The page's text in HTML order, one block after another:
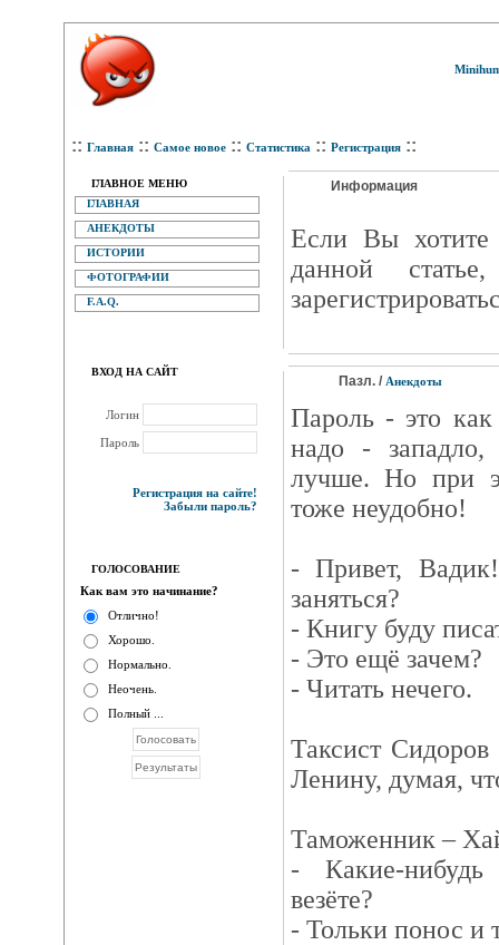
:: Главная :: Самое новое :: Статистика :: Регистрация ::
ГЛАВНОЕ МЕНЮ
ГЛАВНАЯ
АНЕКДОТЫ
ИСТОРИИ
ФОТОГРАФИИ
F.A.Q.
ВХОД НА САЙТ
Логин
Пароль
Регистрация на сайте!
Забыли пароль?
ГОЛОСОВАНИЕ
Как вам это начинание?
Отлично!
Хорошо.
Нормально.
Неочень.
Полный ...
Информация
Eсли Вы хотите
данной
Пазл. / Анекдоты
Пароль - это
надо -
лучше. Но при
тоже неудобно!
- Привет,
заняться?
- Книгу буду
- Это ещё зачем?
- Читать нечего.
Таксист
Ленину, думая,
Таможенник –
- Какие-
везёте?
- Тольки понос и